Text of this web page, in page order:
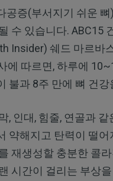
공증(부서지기 쉬운
수 있습니다. ABC15
Insider) 쉐드 마르바
에 따르면, 하루에
불과 8주 만에 뼈 건강
, 인대, 힘줄, 연골과
약해지고 탄력이 떨어
재생성할 충분한 콜
시간이 걸리는 부상